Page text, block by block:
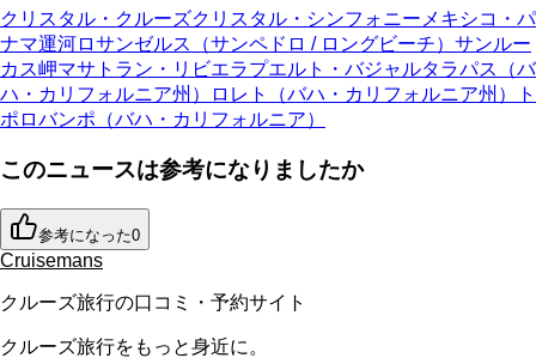
クリスタル・クルーズクリスタル・シンフォニー メキシコ・パ
ナマ運河ロサンゼルス（サンペドロ / ロングビーチ） サンルー
カス岬マサトラン・リビエラプエルト・バジャルタラパス（バ
ハ・カリフォルニア州）
ロレト（バハ・カリフォルニア州）
ト
ポロバンポ（バハ・カリフォルニア）
このニュースは参考になりましたか
参考になった0
Cruisemans
クルーズ旅行の口コミ・予約サイト
クルーズ旅行をもっと身近に。